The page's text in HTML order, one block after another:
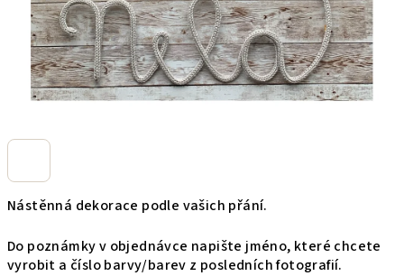
Nástěnná dekorace podle vašich přání.
Do poznámky v objednávce napište jméno, které chcete
vyrobit a číslo barvy/barev z posledních fotografií.